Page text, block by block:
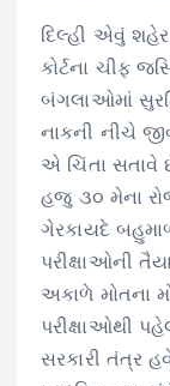
દિલ્હી એવું શહેર
કોર્ટના ચીફ
બંગલાઓમાં
નાકની નીચે
એ ચિંતા સતાવે
હજુ ૩૦ મેના
ગેરકાયદે
પરીક્ષાઓની
અકાળે મોતના
પરીક્ષાઓથી
સરકારી તંત્ર